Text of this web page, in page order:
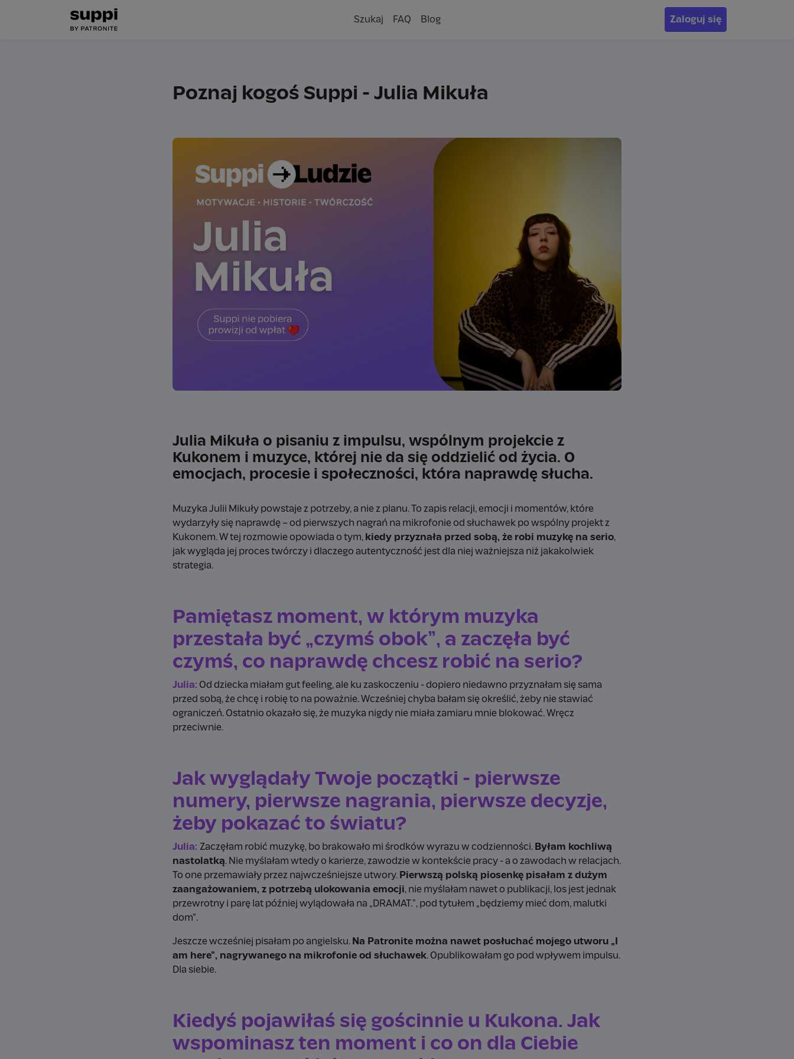
Szukaj FAQ Blog Zaloguj się
Poznaj kogoś Suppi - Julia Mikuła
Julia Mikuła o pisaniu z impulsu, wspólnym projekcie z
Kukonem i muzyce, której nie da się oddzielić od życia. O
emocjach, procesie i społeczności, która naprawdę słucha.
Muzyka Julii Mikuły powstaje z potrzeby, a nie z planu. To zapis relacji, emocji i momentów, które
wydarzyły się naprawdę – od pierwszych nagrań na mikrofonie od słuchawek po wspólny projekt z
Kukonem. W tej rozmowie opowiada o tym, kiedy przyznała przed sobą, że robi muzykę na serio,
jak wygląda jej proces twórczy i dlaczego autentyczność jest dla niej ważniejsza niż jakakolwiek
strategia.
Pamiętasz moment, w którym muzyka
przestała być „czymś obok”, a zaczęła być
czymś, co naprawdę chcesz robić na serio?
Julia: Od dziecka miałam gut feeling, ale ku zaskoczeniu - dopiero niedawno przyznałam się sama
przed sobą, że chcę i robię to na poważnie. Wcześniej chyba bałam się określić, żeby nie stawiać
ograniczeń. Ostatnio okazało się, że muzyka nigdy nie miała zamiaru mnie blokować. Wręcz
przeciwnie.
Jak wyglądały Twoje początki - pierwsze
numery, pierwsze nagrania, pierwsze decyzje,
żeby pokazać to światu?
Julia: Zaczęłam robić muzykę, bo brakowało mi środków wyrazu w codzienności. Byłam kochliwą
nastolatką. Nie myślałam wtedy o karierze, zawodzie w kontekście pracy - a o zawodach w relacjach.
To one przemawiały przez najwcześniejsze utwory. Pierwszą polską piosenkę pisałam z dużym
zaangażowaniem, z potrzebą ulokowania emocji, nie myślałam nawet o publikacji, los jest jednak
przewrotny i parę lat później wylądowała na „DRAMAT.”, pod tytułem „będziemy mieć dom, malutki
dom”.
Jeszcze wcześniej pisałam po angielsku. Na Patronite można nawet posłuchać mojego utworu „I
am here”, nagrywanego na mikrofonie od słuchawek. Opublikowałam go pod wpływem impulsu.
Dla siebie.
Kiedyś pojawiłaś się gościnnie u Kukona. Jak
wspominasz ten moment i co on dla Ciebie